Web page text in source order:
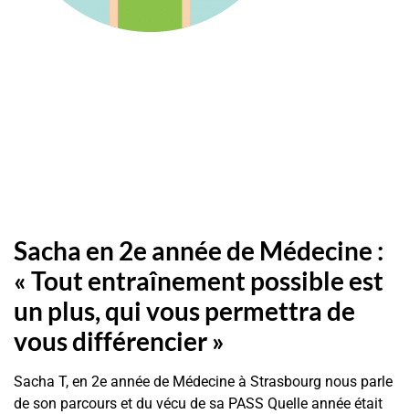
Sacha en 2e année de Médecine :
« Tout entraînement possible est
un plus, qui vous permettra de
vous différencier »
Sacha T, en 2e année de Médecine à Strasbourg nous parle
de son parcours et du vécu de sa PASS Quelle année était